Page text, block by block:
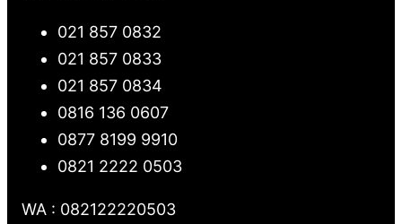
021 857 0832
021 857 0833
021 857 0834
0816 136 0607
0877 8199 9910
0821 2222 0503
WA : 082122220503